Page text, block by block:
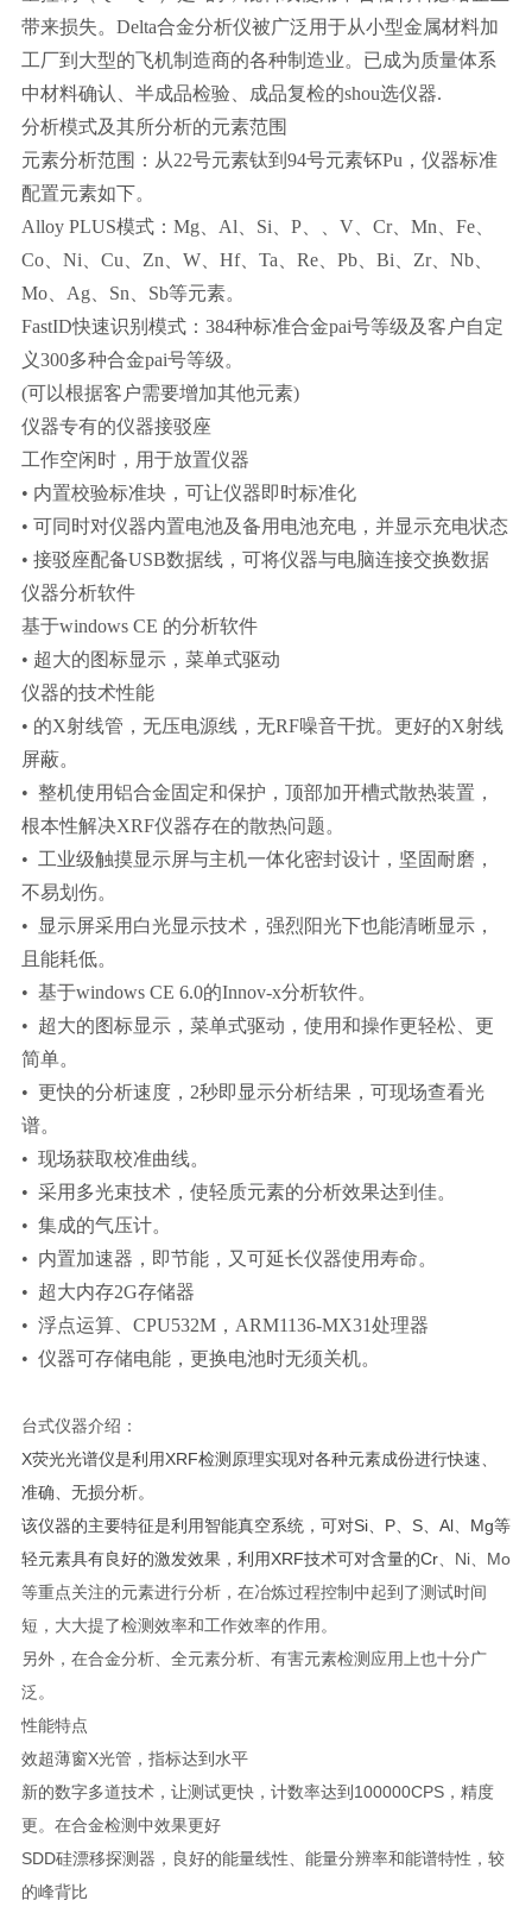
带来损失。Delta合金分析仪被广泛用于从小型金属材料加
工厂到大型的飞机制造商的各种制造业。已成为质量体系
中材料确认、半成品检验、成品复检的shou选仪器.
分析模式及其所分析的元素范围
元素分析范围：从22号元素钛到94号元素钚Pu，仪器标准
配置元素如下。
Alloy PLUS模式：Mg、Al、Si、P、、V、Cr、Mn、Fe、
Co、Ni、Cu、Zn、W、Hf、Ta、Re、Pb、Bi、Zr、Nb、
Mo、Ag、Sn、Sb等元素。
FastID快速识别模式：384种标准合金pai号等级及客户自定
义300多种合金pai号等级。
(可以根据客户需要增加其他元素)
仪器专有的仪器接驳座
工作空闲时，用于放置仪器
• 内置校验标准块，可让仪器即时标准化
• 可同时对仪器内置电池及备用电池充电，并显示充电状态
• 接驳座配备USB数据线，可将仪器与电脑连接交换数据
仪器分析软件
基于windows CE 的分析软件
• 超大的图标显示，菜单式驱动
仪器的技术性能
• 的X射线管，无压电源线，无RF噪音干扰。更好的X射线
屏蔽。
• 整机使用铝合金固定和保护，顶部加开槽式散热装置，
根本性解决XRF仪器存在的散热问题。
• 工业级触摸显示屏与主机一体化密封设计，坚固耐磨，
不易划伤。
• 显示屏采用白光显示技术，强烈阳光下也能清晰显示，
且能耗低。
• 基于windows CE 6.0的Innov-x分析软件。
• 超大的图标显示，菜单式驱动，使用和操作更轻松、更
简单。
• 更快的分析速度，2秒即显示分析结果，可现场查看光
谱。
• 现场获取校准曲线。
• 采用多光束技术，使轻质元素的分析效果达到佳。
• 集成的气压计。
• 内置加速器，即节能，又可延长仪器使用寿命。
• 超大内存2G存储器
• 浮点运算、CPU532M，ARM1136-MX31处理器
• 仪器可存储电能，更换电池时无须关机。
台式仪器介绍：
X荧光光谱仪是利用XRF检测原理实现对各种元素成份进行快速、
准确、无损分析。
该仪器的主要特征是利用智能真空系统，可对Si、P、S、Al、Mg等
轻元素具有良好的激发效果，利用XRF技术可对含量的Cr、Ni、Mo
等重点关注的元素进行分析，在冶炼过程控制中起到了测试时间
短，大大提了检测效率和工作效率的作用。
另外，在合金分析、全元素分析、有害元素检测应用上也十分广
泛。
性能特点
效超薄窗X光管，指标达到水平
新的数字多道技术，让测试更快，计数率达到100000CPS，精度
更。在合金检测中效果更好
SDD硅漂移探测器，良好的能量线性、能量分辨率和能谱特性，较
的峰背比